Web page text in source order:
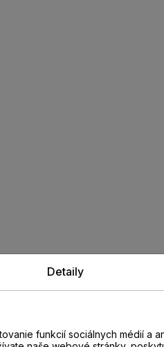
Detaily
funkcií sociálnych médií a